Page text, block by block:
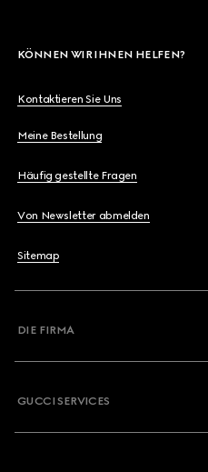
KÖNNEN WIR IHNEN HELFEN?
Kontaktieren Sie Uns
Meine Bestellung
Häufig gestellte Fragen
Von Newsletter abmelden
Sitemap
DIE FIRMA
GUCCI SERVICES